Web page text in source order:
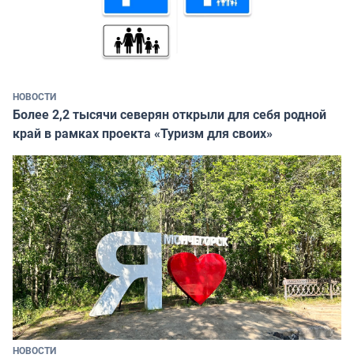
НОВОСТИ
Более 2,2 тысячи северян открыли для себя родной
край в рамках проекта «Туризм для своих»
НОВОСТИ